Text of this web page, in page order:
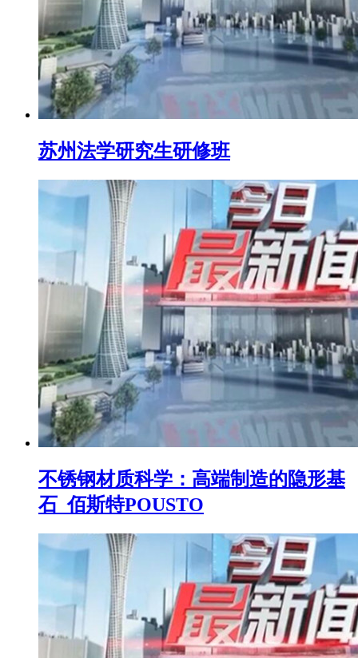
苏州法学研究生研修班
不锈钢材质科学：高端制造的隐形基
石_佰斯特POUSTO